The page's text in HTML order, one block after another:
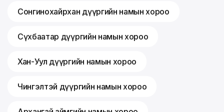
Сонгинохайрхан дүүргийн намын хороо
Сүхбаатар дүүргийн намын хороо
Хан-Уул дүүргийн намын хороо
Чингэлтэй дүүргийн намын хороо